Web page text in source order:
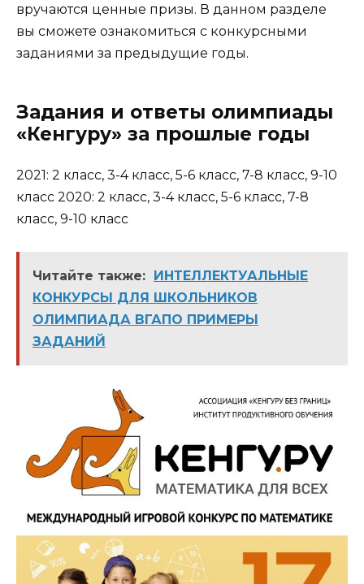
вручаются ценные призы. В данном разделе
вы сможете ознакомиться с конкурсными
заданиями за предыдущие годы.
Задания и ответы олимпиады
«Кенгуру» за прошлые годы
2021: 2 класс, 3-4 класс, 5-6 класс, 7-8 класс, 9-10
класс 2020: 2 класс, 3-4 класс, 5-6 класс, 7-8
класс, 9-10 класс
Читайте также:
ИНТЕЛЛЕКТУАЛЬНЫЕ
КОНКУРСЫ ДЛЯ ШКОЛЬНИКОВ
ОЛИМПИАДА ВГАПО ПРИМЕРЫ
ЗАДАНИЙ